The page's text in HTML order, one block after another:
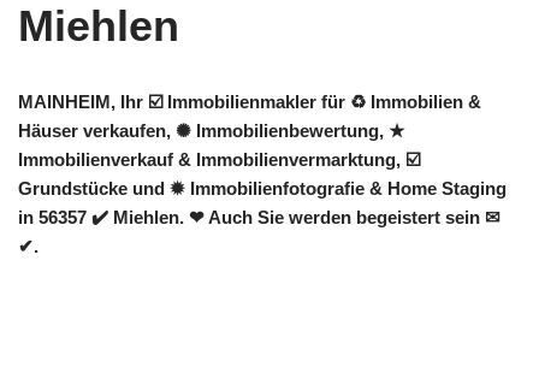
Miehlen
MAINHEIM, Ihr ☑️ Immobilienmakler für ♻ Immobilien &
Häuser verkaufen, ✺ Immobilienbewertung, ★
Immobilienverkauf & Immobilienvermarktung, ☑️
Grundstücke und ✹ Immobilienfotografie & Home Staging
in 56357 ✔️ Miehlen. ❤ Auch Sie werden begeistert sein ✉
✔.